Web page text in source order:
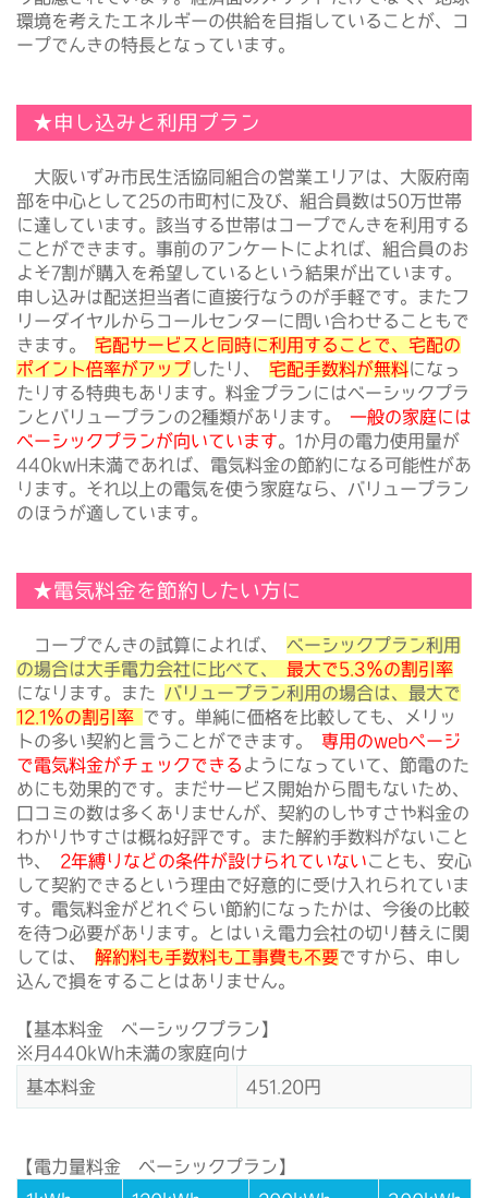
環境を考えたエネルギーの供給を目指していることが、コ
ープでんきの特長となっています。
★申し込みと利用プラン
大阪いずみ市民生活協同組合の営業エリアは、大阪府南
部を中心として25の市町村に及び、組合員数は50万世帯
に達しています。該当する世帯はコープでんきを利用する
ことができます。事前のアンケートによれば、組合員のお
よそ7割が購入を希望しているという結果が出ています。
申し込みは配送担当者に直接行なうのが手軽です。またフ
リーダイヤルからコールセンターに問い合わせることもで
きます。 宅配サービスと同時に利用することで、宅配の
ポイント倍率がアップしたり、 宅配手数料が無料になっ
たりする特典もあります。料金プランにはベーシックプラ
ンとバリュープランの2種類があります。 一般の家庭には
ベーシックプランが向いています。1か月の電力使用量が
440kwH未満であれば、電気料金の節約になる可能性があ
ります。それ以上の電気を使う家庭なら、バリュープラン
のほうが適しています。
★電気料金を節約したい方に
コープでんきの試算によれば、 ベーシックプラン利用
の場合は大手電力会社に比べて、 最大で5.3％の割引率
になります。また
バリュープラン利用の場合は、最大で
12.1％の割引率 です。単純に価格を比較しても、メリッ
トの多い契約と言うことができます。 専用のwebページ
で電気料金がチェックできる ようになっていて、節電のた
めにも効果的です。まだサービス開始から間もないため、
口コミの数は多くありませんが、契約のしやすさや料金の
わかりやすさは概ね好評です。また解約手数料がないこと
や、 2年縛りなどの条件が設けられていないことも、安心
して契約できるという理由で好意的に受け入れられていま
す。電気料金がどれぐらい節約になったかは、今後の比較
を待つ必要があります。とはいえ電力会社の切り替えに関
しては、 解約料も手数料も工事費も不要ですから、申し
込んで損をすることはありません。
【基本料金 ベーシックプラン】
※月440kWh未満の家庭向け
基本料金
451.20円
【電力量料金 ベーシックプラン】